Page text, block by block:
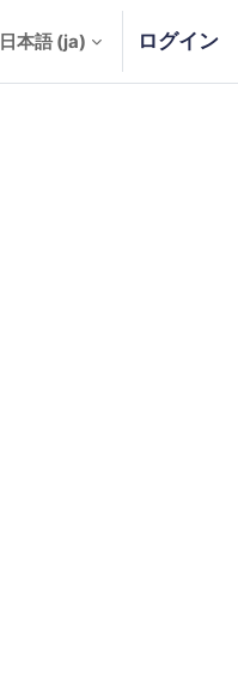
日本語 ‎(ja)‎ ログイン